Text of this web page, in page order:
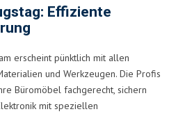
Effiziente
erscheint pünktlich mit allen
und Werkzeugen. Die Profis
Büromöbel fachgerecht, sichern
mit speziellen